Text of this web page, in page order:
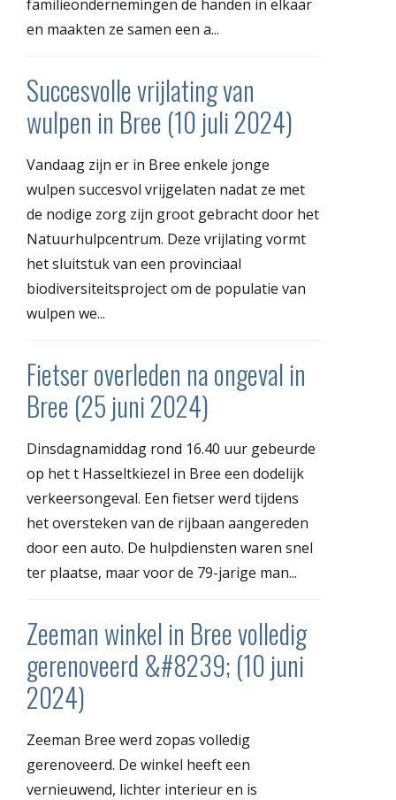
familieondernemingen de handen in elkaar
en maakten ze samen een a...
Succesvolle vrijlating van
wulpen in Bree (10 juli 2024)
Vandaag zijn er in Bree enkele jonge
wulpen succesvol vrijgelaten nadat ze met
de nodige zorg zijn groot gebracht door het
Natuurhulpcentrum. Deze vrijlating vormt
het sluitstuk van een provinciaal
biodiversiteitsproject om de populatie van
wulpen we...
Fietser overleden na ongeval in
Bree (25 juni 2024)
Dinsdagnamiddag rond 16.40 uur gebeurde
op het t Hasseltkiezel in Bree een dodelijk
verkeersongeval. Een fietser werd tijdens
het oversteken van de rijbaan aangereden
door een auto. De hulpdiensten waren snel
ter plaatse, maar voor de 79-jarige man...
Zeeman winkel in Bree volledig
gerenoveerd &#8239; (10 juni
2024)
Zeeman Bree werd zopas volledig
gerenoveerd. De winkel heeft een
vernieuwend, lichter interieur en is